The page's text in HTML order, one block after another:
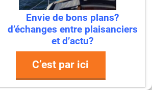
Refuser
Voir les préférences
Traitement de vos données
personnelles
Bernard
22,000.00€
voilier Jeanneau Symphonie
Rochelle
19,000.00€
Envie de bons plans?
d’échanges entre plaisanciers
et d’actu?
C’est par ici